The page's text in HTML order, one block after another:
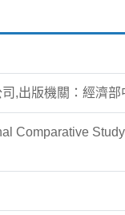
,出版機關：經濟部
Comparative